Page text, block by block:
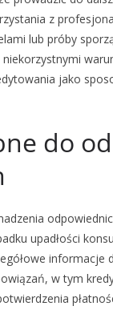
z
lub próby
jako
do
upadłości
informacje
w tym